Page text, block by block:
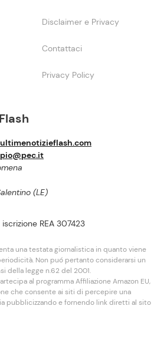
(LE)
REA 307423
una testata giornalistica in quanto viene
Non puó pertanto considerarsi un
della legge n.62 del 2001.
al programma Affiliazione Amazon EU,
che consente ai siti di percepire una
pubblicizzando e fornendo link diretti al sito
Disclaimer e Privacy
Contattaci
Privacy Policy